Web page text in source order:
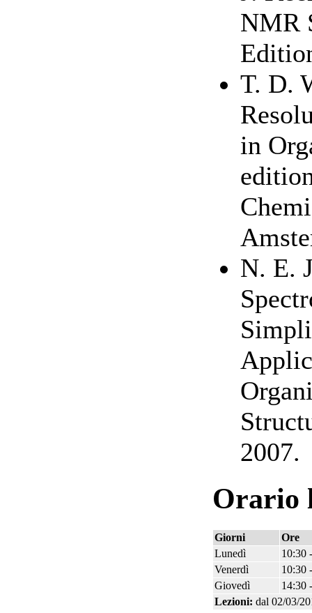
NMR
T. D.
in
N. E.
2007.
Orario
Giorni
Ore
Lunedì
10:30
Venerdì
10:30
Giovedì
14:30
Lezioni: dal 02/03/